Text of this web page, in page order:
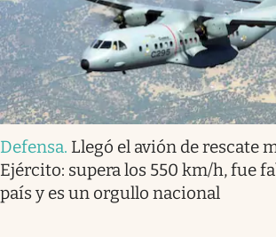
Defensa. Llegó el avión de rescate
Ejército: supera los 550 km/h, fue
país y es un orgullo nacional